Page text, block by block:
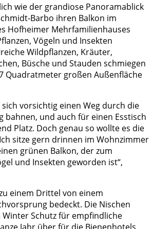
wie der grandiose Panoramablick
Barbo ihren Balkon im
Hofheimer Mehrfamilienhauses
Vögeln und Insekten
Wildpflanzen, Kräuter,
Büsche und Stauden schmiegen
Quadratmeter großen Außenfläche
vorsichtig einen Weg durch die
bahnen, und auch für einen Esstisch
Platz. Doch genau so wollte es die
sitze gern drinnen im Wohnzimmer
grünen Balkon, der zum
und Insekten geworden ist“,
einem Drittel von einem
bedeckt. Die Nischen
Schutz für empfindliche